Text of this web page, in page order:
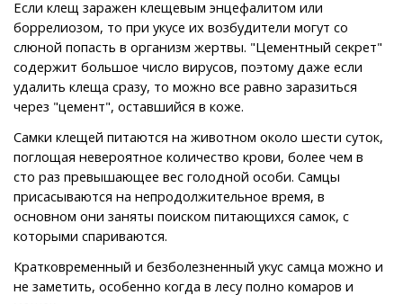
Если клещ заражен клещевым энцефалитом или
боррелиозом, то при укусе их возбудители могут со
слюной попасть в организм жертвы. "Цементный секрет"
содержит большое число вирусов, поэтому даже если
удалить клеща сразу, то можно все равно заразиться
через "цемент", оставшийся в коже.
Самки клещей питаются на животном около шести суток,
поглощая невероятное количество крови, более чем в
сто раз превышающее вес голодной особи. Самцы
присасываются на непродолжительное время, в
основном они заняты поиском питающихся самок, с
которыми спариваются.
Кратковременный и безболезненный укус самца можно и
не заметить, особенно когда в лесу полно комаров и